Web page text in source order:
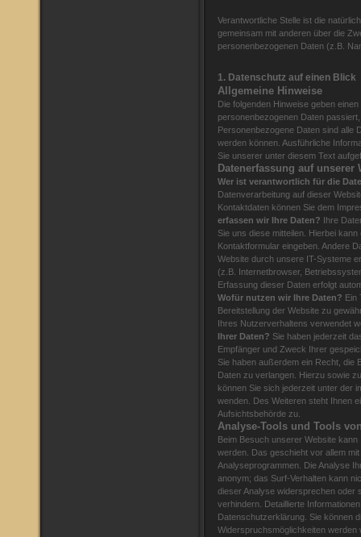
Verantwortliche Stelle ist die
gemeinsam mit anderen über die
personenbezogenen Daten (z.B.
1. Datenschutz auf einen Blick
Allgemeine Hinweise
Die folgenden Hinweise geben
personenbezogenen Daten
Personenbezogene Daten sind alle
werden können. Ausführliche
Sie unserer unter diesem Text
Datenerfassung auf unserer
Wer ist verantwortlich für die
Datenverarbeitung auf dieser
Kontaktdaten können Sie dem
erfassen wir Ihre Daten? Ihre
Sie uns diese mitteilen. Hierbei
Kontaktformular eingeben. Andere
Website durch unsere IT-Systeme
(z.B. Internetbrowser,
Erfassung dieser Daten erfolgt
Wofür nutzen wir Ihre Daten? Ein
Bereitstellung der Website zu
Ihres Nutzerverhaltens verwendet
Ihrer Daten? Sie haben jederzeit
Empfänger und Zweck Ihrer
Sie haben außerdem ein Recht, die
Daten zu verlangen. Hierzu sowie
können Sie sich jederzeit unter der
wenden. Des Weiteren steht Ihnen
Aufsichtsbehörde zu.
Analyse-Tools und Tools
Beim Besuch unserer Website
werden. Das geschieht vor allem
Analyseprogrammen. Die Analyse
anonym; das Surf-Verhalten kann
dieser Analyse widersprechen oder
verhindern. Detaillierte
Datenschutzerklärung. Sie können
Widerspruchsmöglichkeiten